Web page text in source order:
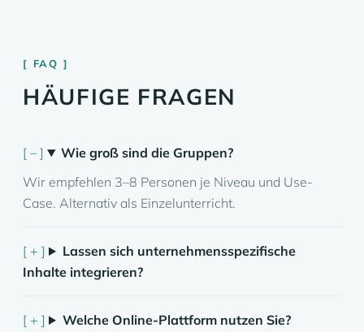
FAQ
HÄUFIGE FRAGEN
Wie groß sind die Gruppen?
Wir empfehlen 3–8 Personen je Niveau und Use-
Case. Alternativ als Einzelunterricht.
Lassen sich unternehmensspezifische
Inhalte integrieren?
Welche Online-Plattform nutzen Sie?